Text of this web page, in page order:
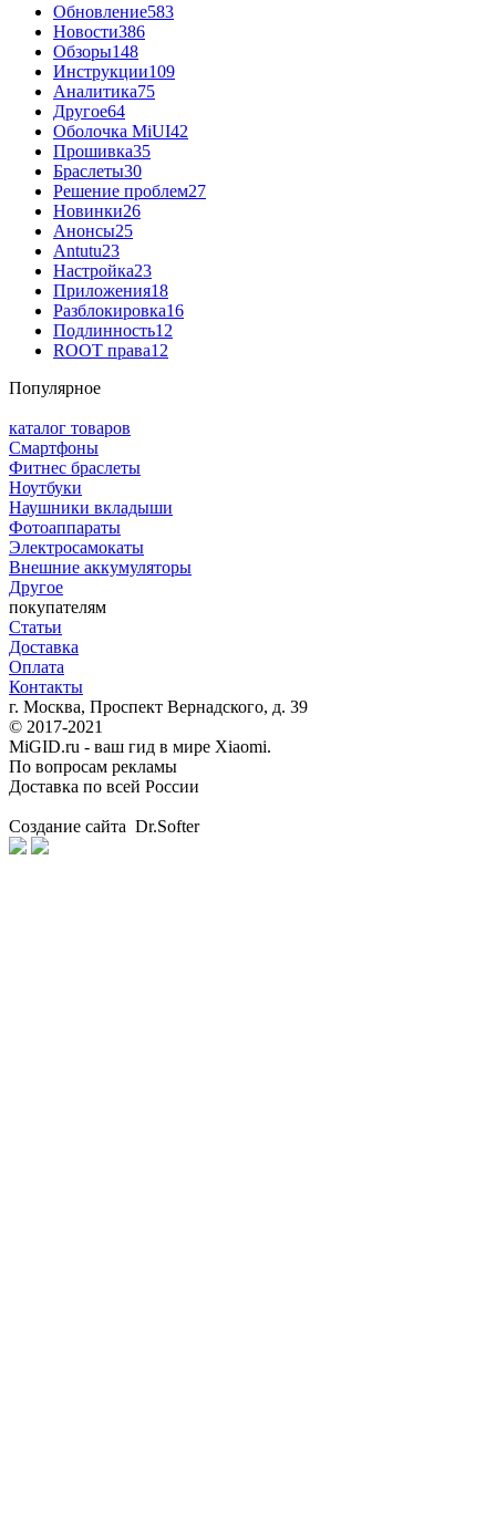
Обновление583
Новости386
Обзоры148
Инструкции109
Аналитика75
Другое64
Оболочка MiUI42
Прошивка35
Браслеты30
Решение проблем27
Новинки26
Анонсы25
Antutu23
Настройка23
Приложения18
Разблокировка16
Подлинность12
ROOT права12
Популярное
каталог товаров
Смартфоны
Фитнес браслеты
Ноутбуки
Наушники вкладыши
Фотоаппараты
Электросамокаты
Внешние аккумуляторы
Другое
покупателям
Статьи
Доставка
Оплата
Контакты
г. Москва, Проспект Вернадского, д. 39
© 2017-2021
MiGID.ru - ваш гид в мире Xiaomi.
По вопросам рекламы
Доставка по всей России
Создание сайта Dr.Softer